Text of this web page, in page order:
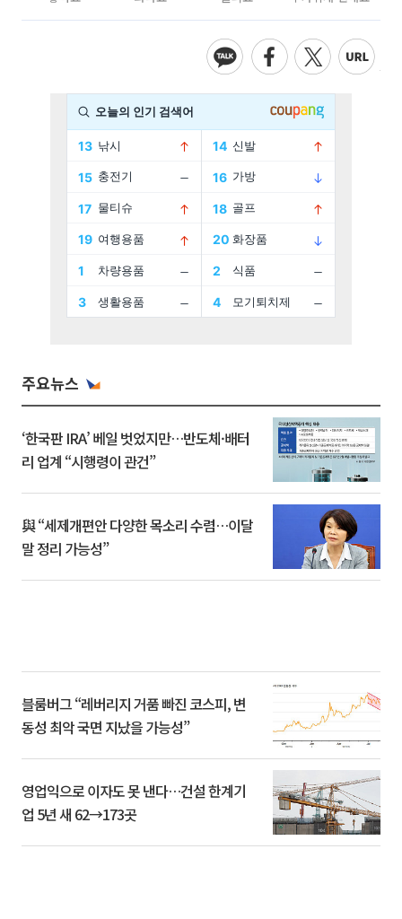
주요뉴스
‘한국판 IRA’ 베일 벗었지만…반도체·배터
리 업계 “시행령이 관건”
與 “세제개편안 다양한 목소리 수렴…이달
말 정리 가능성”
블룸버그 “레버리지 거품 빠진 코스피, 변
동성 최악 국면 지났을 가능성”
영업익으로 이자도 못 낸다…건설 한계기
업 5년 새 62→173곳